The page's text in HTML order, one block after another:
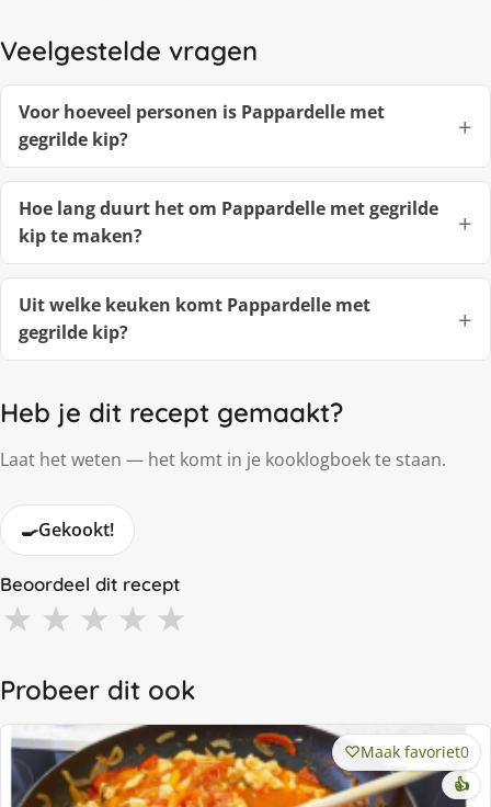
Veelgestelde vragen
Voor hoeveel personen is Pappardelle met
gegrilde kip?
Hoe lang duurt het om Pappardelle met gegrilde
kip te maken?
Uit welke keuken komt Pappardelle met
gegrilde kip?
Heb je dit recept gemaakt?
Laat het weten — het komt in je kooklogboek te staan.
🍳Gekookt!
Beoordeel dit recept
★ ★ ★ ★ ★
Probeer dit ook
Maak favoriet0
👍